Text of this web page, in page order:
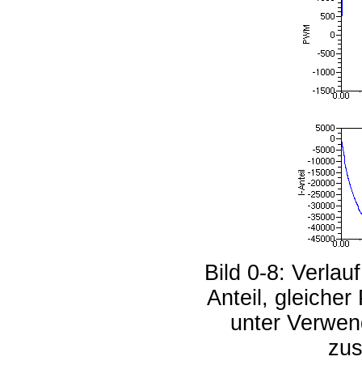
Bild 0-8:
Anteil, gleicher
unter